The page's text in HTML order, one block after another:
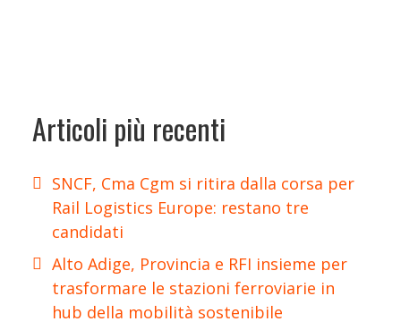
Articoli più recenti
SNCF, Cma Cgm si ritira dalla corsa per
Rail Logistics Europe: restano tre
candidati
Alto Adige, Provincia e RFI insieme per
trasformare le stazioni ferroviarie in
hub della mobilità sostenibile